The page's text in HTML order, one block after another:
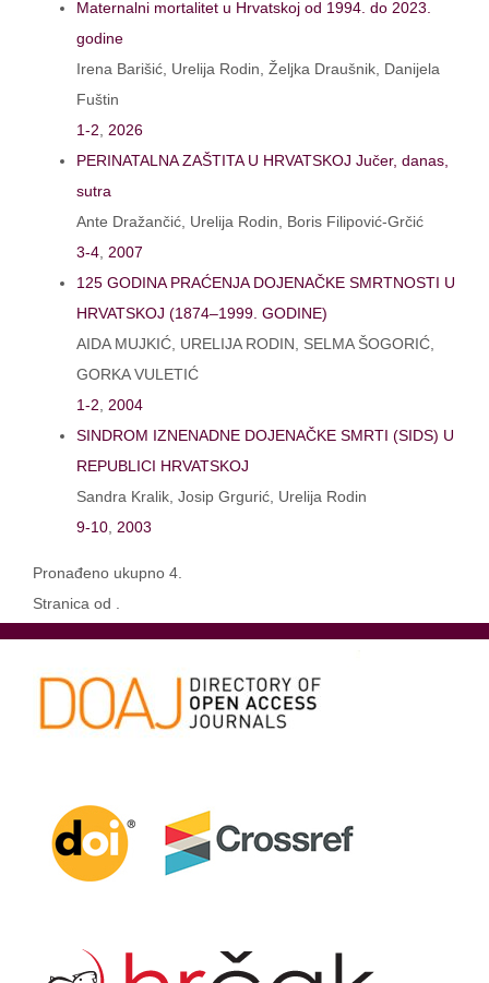
Maternalni mortalitet u Hrvatskoj od 1994. do 2023.
godine
Irena Barišić, Urelija Rodin, Željka Draušnik, Danijela
Fuštin
1-2
2026
PERINATALNA ZAŠTITA U HRVATSKOJ Jučer, danas,
sutra
Ante Dražančić, Urelija Rodin, Boris Filipović-Grčić
3-4 2007
125 GODINA PRAĆENJA DOJENAČKE SMRTNOSTI U
HRVATSKOJ (1874–1999. GODINE)
AIDA MUJKIĆ, URELIJA RODIN, SELMA ŠOGORIĆ,
GORKA VULETIĆ
1-2
2004
SINDROM IZNENADNE DOJENAČKE SMRTI (SIDS) U
REPUBLICI HRVATSKOJ
Sandra Kralik, Josip Grgurić, Urelija Rodin
9-10 2003
Pronađeno ukupno 4.
Stranica od .